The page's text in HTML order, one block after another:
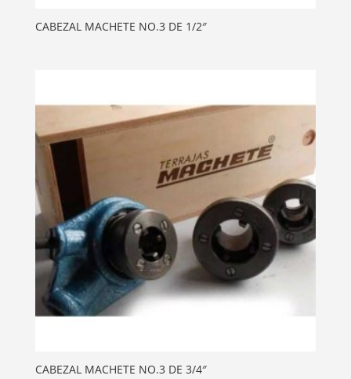
CABEZAL MACHETE NO.3 DE 1/2″
CABEZAL MACHETE NO.3 DE 3/4″